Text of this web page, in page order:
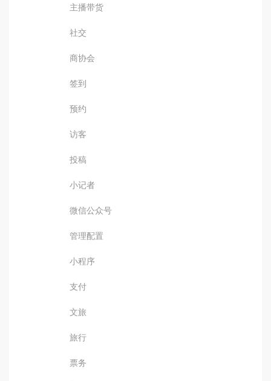
主播带货
社交
商协会
签到
预约
访客
投稿
小记者
微信公众号
管理配置
小程序
支付
文旅
旅行
票务